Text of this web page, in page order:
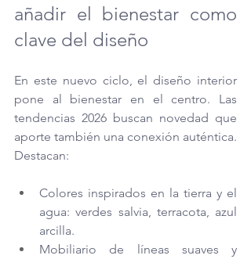
añadir el bienestar como
clave del diseño
En este nuevo ciclo, el diseño interior
pone al bienestar en el centro. Las
tendencias 2026 buscan novedad que
aporte también una conexión auténtica.
Destacan:
Colores inspirados en la tierra y el
agua: verdes salvia, terracota, azul
arcilla.
Mobiliario de líneas suaves y